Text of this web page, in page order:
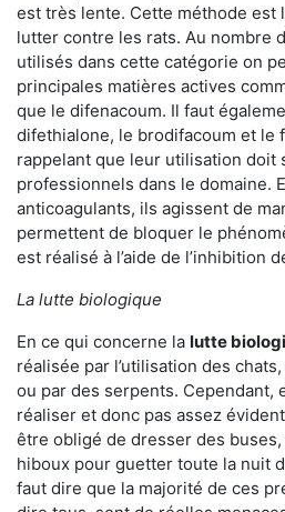
est très lente. Cette méthode est
lutter contre les rats. Au nombre
utilisés dans cette catégorie on
principales matières actives
que le difenacoum. Il faut
difethialone, le brodifacoum et le
rappelant que leur utilisation doit
professionnels dans le domaine.
anticoagulants, ils agissent de
permettent de bloquer le
est réalisé à l’aide de l’inhibition
La lutte biologique
En ce qui concerne la lutte
réalisée par l’utilisation des
ou par des serpents. Cependant,
réaliser et donc pas assez
être obligé de dresser des
hiboux pour guetter toute la nuit
faut dire que la majorité de ces